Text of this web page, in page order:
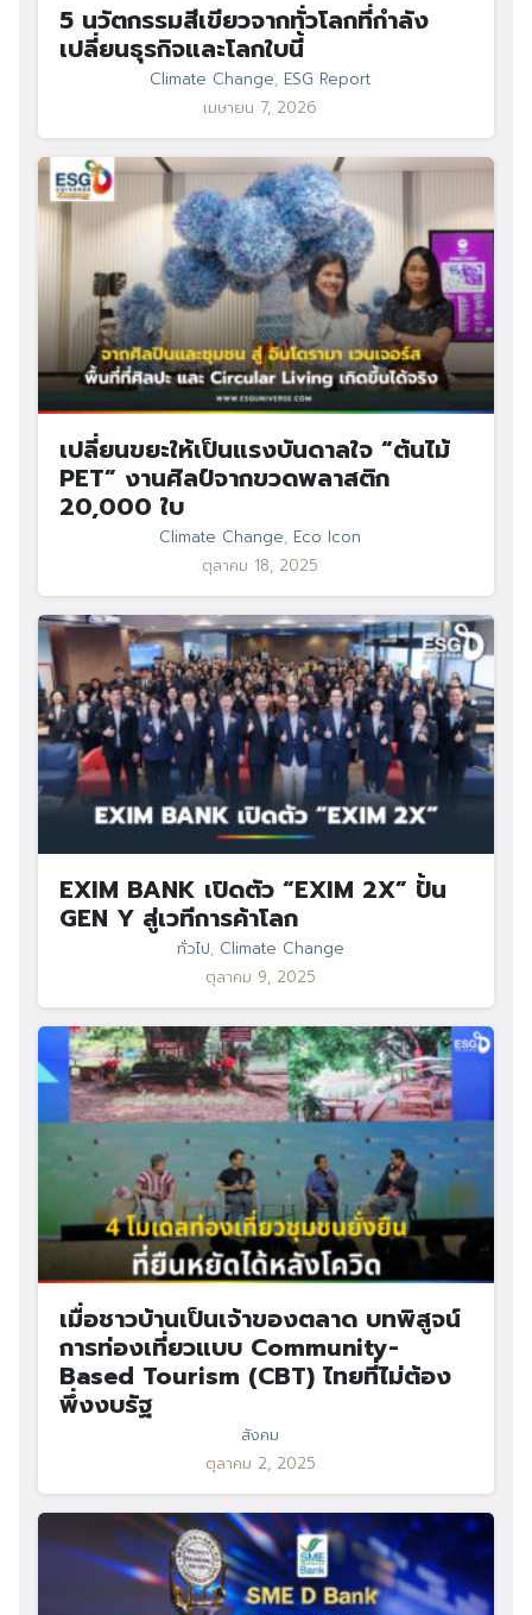
5 นวัตกรรมสีเขียวจากทั่วโลกที่กำลัง
เปลี่ยนธุรกิจและโลกใบนี้
Climate Change, ESG Report
เมษายน 7, 2026
เปลี่ยนขยะให้เป็นแรงบันดาลใจ “ต้นไม้
PET” งานศิลป์จากขวดพลาสติก
20,000 ใบ
Climate Change, Eco Icon
ตุลาคม 18, 2025
EXIM BANK เปิดตัว “EXIM 2X” ปั้น
GEN Y สู่เวทีการค้าโลก
ทั่วไป, Climate Change
ตุลาคม 9, 2025
เมื่อชาวบ้านเป็นเจ้าของตลาด บทพิสูจน์
การท่องเที่ยวแบบ Community-
Based Tourism (CBT) ไทยที่ไม่ต้อง
พึ่งงบรัฐ
สังคม
ตุลาคม 2, 2025